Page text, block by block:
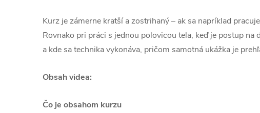
Kurz je zámerne kratší a zostrihaný – ak sa napríklad
Rovnako pri práci s jednou polovicou tela, keď je postup na
a kde sa technika vykonáva, pričom samotná ukážka je
Obsah videa:
Čo je obsahom kurzu